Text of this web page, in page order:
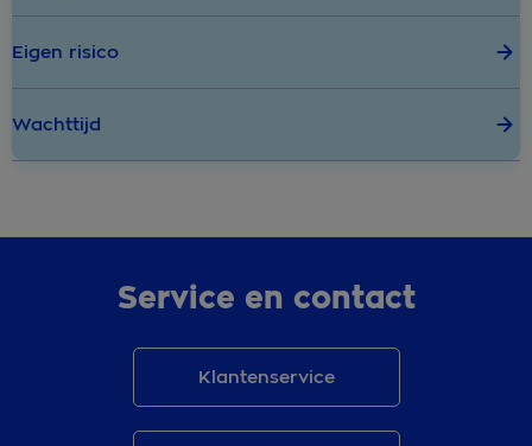
Eigen risico
Wachttijd
Service en contact
Klantenservice